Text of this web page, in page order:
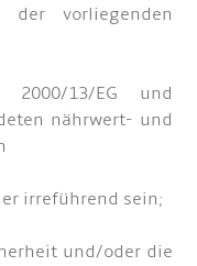
der vorliegenden
2000/13/EG und
nährwert- und
irreführend sein;
und/oder die